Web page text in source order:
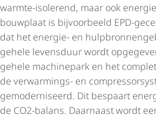
warmte-isolerend, maar ook
bouwplaat is bijvoorbeeld EPD-
dat het energie- en
gehele levensduur wordt
gehele machinepark en het
de verwarmings- en
gemoderniseerd. Dit bespaart
de CO2-balans. Daarnaast wordt